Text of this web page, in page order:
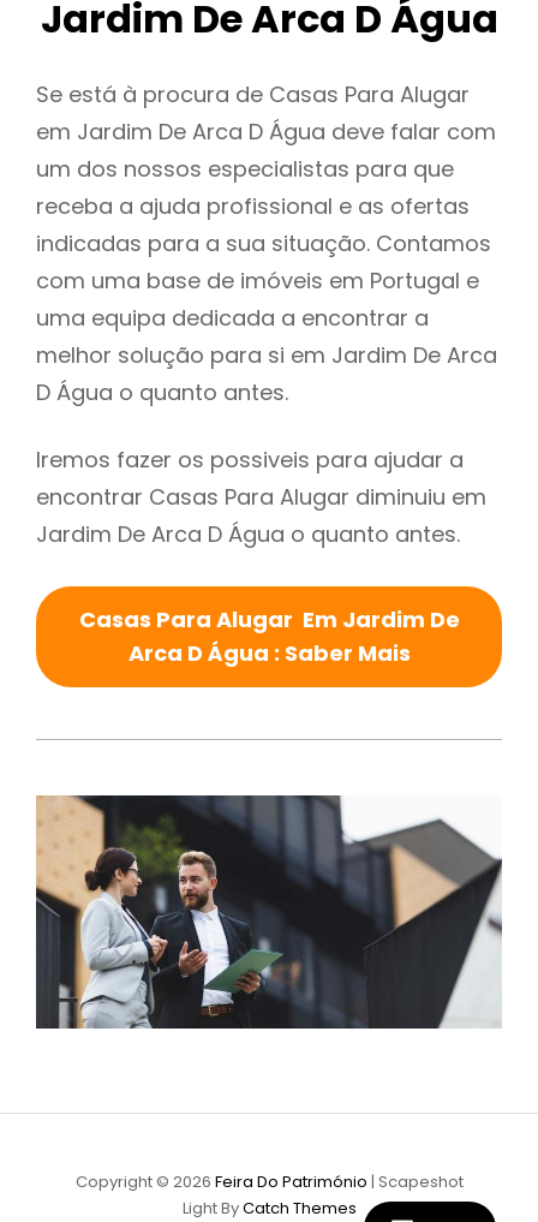
Jardim De Arca D Água
Se está à procura de Casas Para Alugar
em Jardim De Arca D Água deve falar com
um dos nossos especialistas para que
receba a ajuda profissional e as ofertas
indicadas para a sua situação. Contamos
com uma base de imóveis em Portugal e
uma equipa dedicada a encontrar a
melhor solução para si em Jardim De Arca
D Água o quanto antes.
Iremos fazer os possiveis para ajudar a
encontrar Casas Para Alugar diminuiu em
Jardim De Arca D Água o quanto antes.
Casas Para Alugar Em Jardim De
Arca D Água : Saber Mais
Copyright © 2026 Feira Do Património | Scapeshot
Light ByCatch Themes